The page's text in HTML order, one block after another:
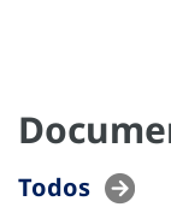
Todos